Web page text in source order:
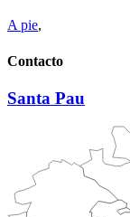
A pie,
Contacto
Santa Pau